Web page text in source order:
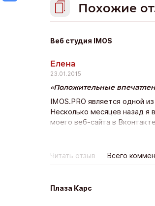
Похожие
Веб студия IMOS
Елена
23.01.2015
Положительные
IMOS.PRO является одной
Несколько месяцев назад я
моего веб-сайта в
Читать отзыв
Всего
Плаза Карс